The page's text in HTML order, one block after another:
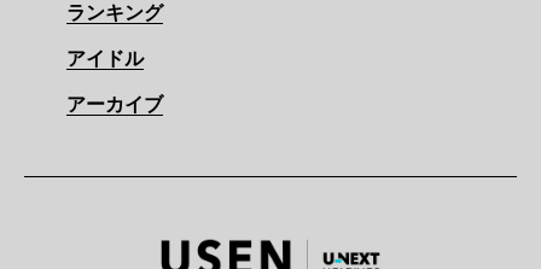
ランキング
アイドル
アーカイブ